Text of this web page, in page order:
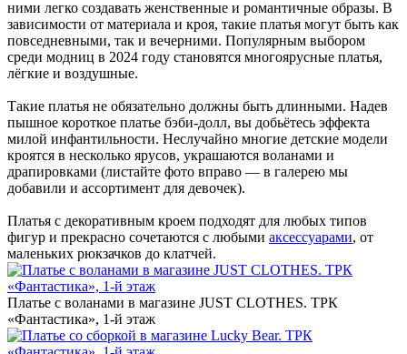
ними легко создавать женственные и романтичные образы. В
зависимости от материала и кроя, такие платья могут быть как
повседневными, так и вечерними. Популярным выбором
среди модниц в 2024 году становятся многоярусные платья,
лёгкие и воздушные.
Такие платья не обязательно должны быть длинными. Надев
пышное короткое платье бэби-долл, вы добьётесь эффекта
милой инфантильности. Неслучайно многие детские модели
кроятся в несколько ярусов, украшаются воланами и
драпировками (листайте фото вправо — в галерею мы
добавили и ассортимент для девочек).
Платья с декоративным кроем подходят для любых типов
фигур и прекрасно сочетаются с любыми аксессуарами, от
маленьких рюкзачков до клатчей.
Платье с воланами в магазине JUST CLOTHES. ТРК
«Фантастика», 1-й этаж